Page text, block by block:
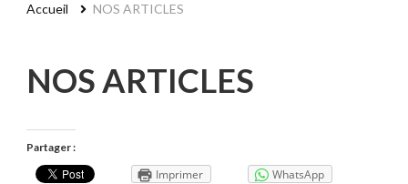
Accueil NOS ARTICLES
NOS ARTICLES
Partager :
Imprimer WhatsApp